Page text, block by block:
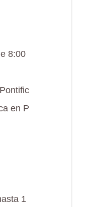
8:00
en P
1